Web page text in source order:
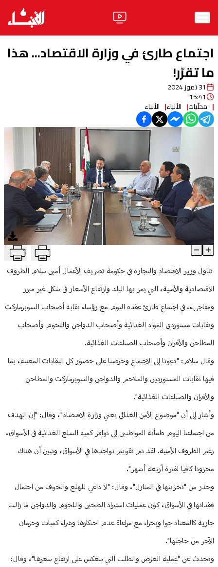
الأخبار
ثقافة ومجتمع
منوعات
آراء
فيديو
مواقف
وليد جنبلاط
ابحث
اجتماع طارئ في وزارة الاقتصاد... هذا
ما تقرّر!
31 تموز 2024
15:41
محلّيات الأنباء الأنباء
اجتماع طارئ في وزارة الاقتصاد... هذا ما تقرّر! T
Article Content
تناول وزير الاقتصاد والتجارة في حكومة تصريف الأعمال أمين سلام الظروف
الاقتصادية والأمنية، التي يمر بها البلد وارتفاع الأسعار في شكل غير مبرر
ومفاجىء، في اجتماع طارئ عقده اليوم مع رؤساء نقابة أصحاب السوبرماركت
ونقابات مستوردي المواد الغذائية وأصحاب الدواجن واللحوم وأصحاب
المطاحن والأفران وأصحاب الصناعات الغذائية.
وقال سلام: "دعونا إلى الاجتماع وحرصنا على حضور كل النقابات المعنية، بما
فيها نقابات المستوردين والملاحم والدواجن والسوبرماركت والمطاحن
والأفران والصناعات الغذائية".
وأشار إلى أن "موضوع الأمن الغذائي يعني وزارة الاقتصاد"، وقال: "إن الهدف
من اجتماعنا اليوم طمأنة المواطنين إلى توافر كمية السلع الغذائية في الأسواق،
رغم الظروف الأمنية. لقد تم تقويم تواجدها في الأسواق، وتبين أن هناك
مخزونا كافيا لفترة أربعة أشهر".
وحذر من "تخزينها في المنازل"، وقال: "لا داعي للهلع والخوف من احتمال
فقدانها في الأسواق، كون عمليات استيراد الطحين واللحوم والدواجن ما زالت
جارية كالمعتاد جوا وبحرا، مع مراعاة عدم احتكارها وشراء كميات وحرمان
الآخر من حاجتها".
وتحدث عن "عملية العرض والطلب التي تنعكس على ارتفاع سعرها"، وقال: